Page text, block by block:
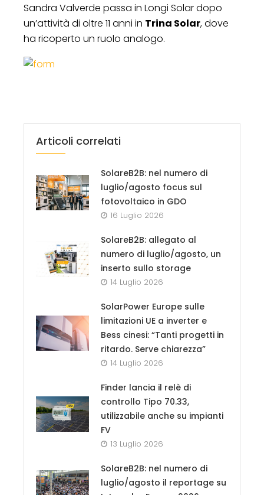
Sandra Valverde passa in Longi Solar dopo
un’attività di oltre 11 anni in Trina Solar, dove
ha ricoperto un ruolo analogo.
Articoli correlati
SolareB2B: nel numero di
luglio/agosto focus sul
fotovoltaico in GDO
16 Luglio 2026
SolareB2B: allegato al
numero di luglio/agosto, un
inserto sullo storage
14 Luglio 2026
SolarPower Europe sulle
limitazioni UE a inverter e
Bess cinesi: “Tanti progetti in
ritardo. Serve chiarezza”
14 Luglio 2026
Finder lancia il relè di
controllo Tipo 70.33,
utilizzabile anche su impianti
FV
13 Luglio 2026
SolareB2B: nel numero di
luglio/agosto il reportage su